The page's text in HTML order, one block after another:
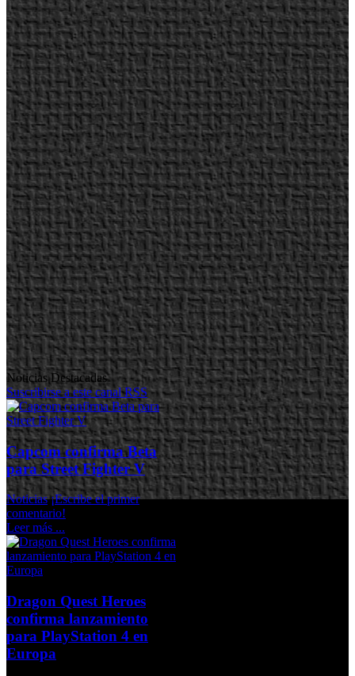
Noticias Destacadas
Suscribirse a este canal RSS
Capcom confirma Beta
para Street Fighter V
Noticias ¡Escribe el primer
comentario!
Leer más ...
Dragon Quest Heroes
confirma lanzamiento
para PlayStation 4 en
Europa